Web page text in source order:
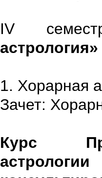
IV
астрология»
1. Хорарная
Зачет:
Курс